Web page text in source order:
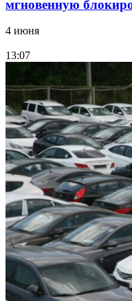
мгновенную
4 июня
13:07